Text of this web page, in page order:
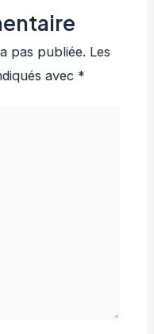
pas publiée. Les
avec *